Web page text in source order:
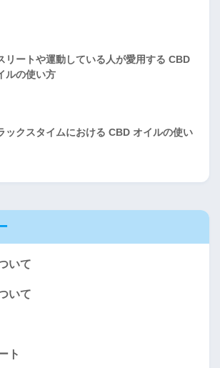
リートや運動している人が愛用する CBD
ルの使い方
ックスタイムにおける CBD オイルの使い
いて
いて
ト